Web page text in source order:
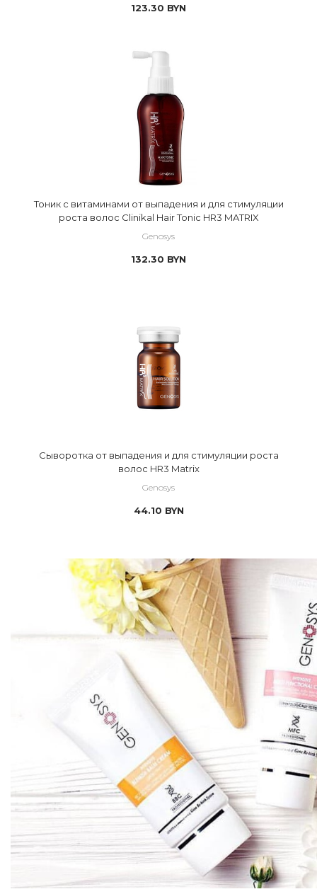
123.30 BYN
Тоник с витаминами от выпадения и для стимуляции
роста волос Clinikal Hair Tonic HR3 MATRIX
Genosys
132.30 BYN
Сыворотка от выпадения и для стимуляции роста
волос HR3 Matrix
Genosys
44.10 BYN